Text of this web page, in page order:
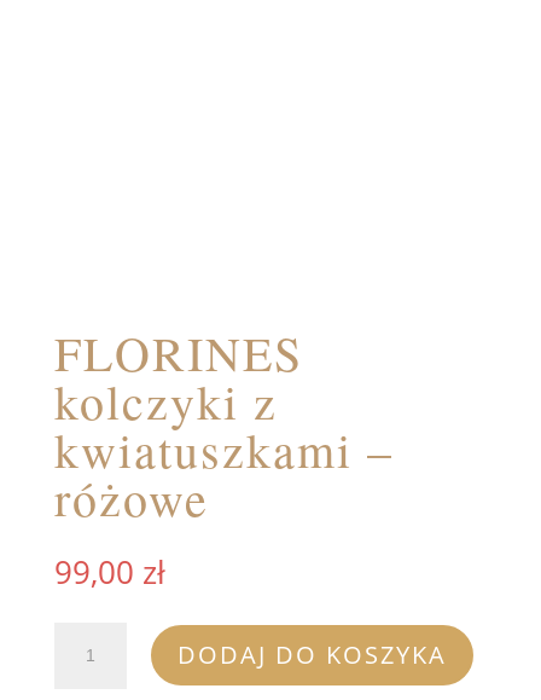
FLORINES
kolczyki z
kwiatuszkami –
różowe
99,00 zł
FLORINES
DODAJ DO KOSZYKA